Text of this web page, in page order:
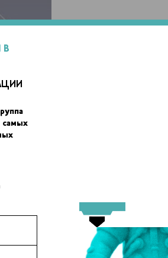
В
самых
для помощи пациентам с